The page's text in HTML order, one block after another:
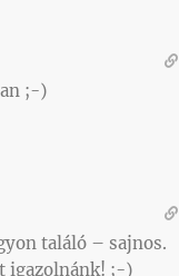
;-)
találó – sajnos.
igazolnánk! ;-)